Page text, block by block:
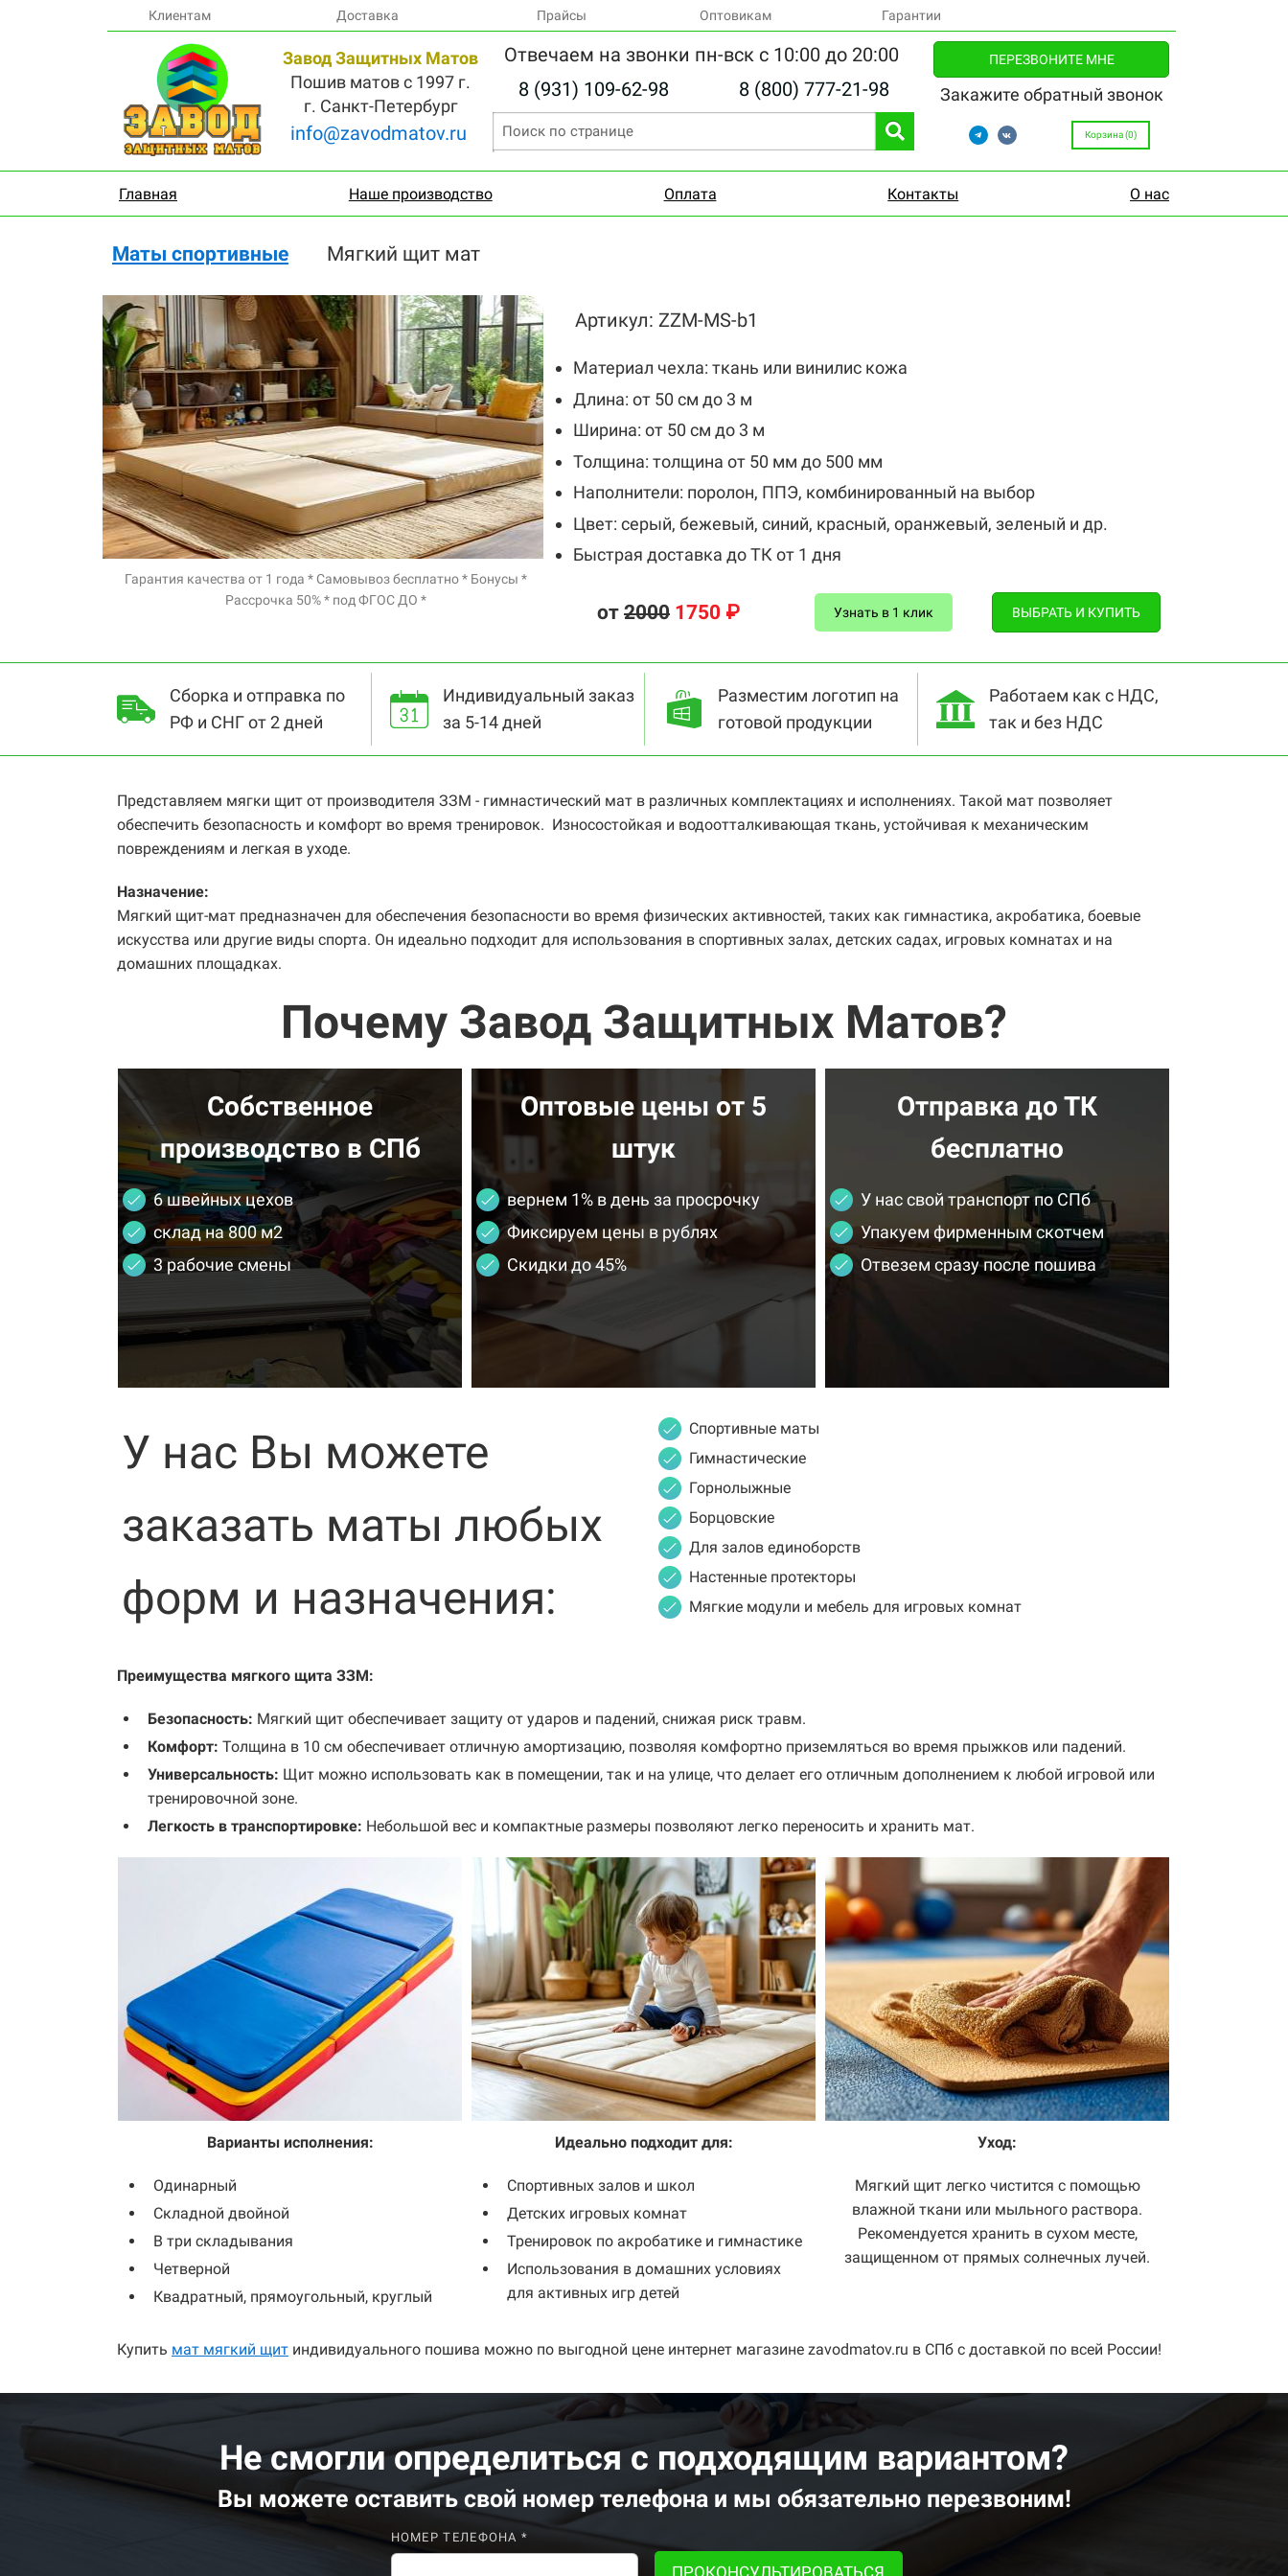
Клиентам Доставка Прайсы Оптовикам Гарантии
Завод Защитных Матов
Пошив матов с 1997 г.
г. Санкт-Петербург
info@zavodmatov.ru
Отвечаем на звонки пн-вск с 10:00 до 20:00
8 (931) 109-62-98
8 (800) 777-21-98
ПЕРЕЗВОНИТЕ МНЕ
Закажите обратный звонок
Корзина (0)
Главная Наше производство Оплата Контакты О нас
Маты спортивные Мягкий щит мат
Гарантия качества от 1 года * Самовывоз бесплатно * Бонусы *
Рассрочка 50% * под ФГОС ДО *
Артикул: ZZM-MS-b1
Материал чехла: ткань или винилис кожа
Длина: от 50 см до 3 м
Ширина: от 50 см до 3 м
Толщина: толщина от 50 мм до 500 мм
Наполнители: поролон, ППЭ, комбинированный на выбор
Цвет: серый, бежевый, синий, красный, оранжевый, зеленый и др.
Быстрая доставка до ТК от 1 дня
от 2000 1750 ₽ Узнать в 1 клик ВЫБРАТЬ И КУПИТЬ
Сборка и отправка по
РФ и СНГ от 2 дней
Индивидуальный заказ
за 5-14 дней
Разместим логотип на
готовой продукции
Работаем как с НДС,
так и без НДС
Представляем мягки щит от производителя ЗЗМ - гимнастический мат в различных комплектациях и исполнениях. Такой мат позволяет
обеспечить безопасность и комфорт во время тренировок. Износостойкая и водоотталкивающая ткань, устойчивая к механическим
повреждениям и легкая в уходе.
Назначение:
Мягкий щит-мат предназначен для обеспечения безопасности во время физических активностей, таких как гимнастика, акробатика, боевые
искусства или другие виды спорта. Он идеально подходит для использования в спортивных залах, детских садах, игровых комнатах и на
домашних площадках.
Почему Завод Защитных Матов?
Собственное
производство в СПб
6 швейных цехов
склад на 800 м2
3 рабочие смены
Оптовые цены от 5
штук
вернем 1% в день за просрочку
Фиксируем цены в рублях
Скидки до 45%
Отправка до ТК
бесплатно
У нас свой транспорт по СПб
Упакуем фирменным скотчем
Отвезем сразу после пошива
У нас Вы можете
заказать маты любых
форм и назначения:
Спортивные маты
Гимнастические
Горнолыжные
Борцовские
Для залов единоборств
Настенные протекторы
Мягкие модули и мебель для игровых комнат
Преимущества мягкого щита ЗЗМ:
Безопасность: Мягкий щит обеспечивает защиту от ударов и падений, снижая риск травм.
Комфорт: Толщина в 10 см обеспечивает отличную амортизацию, позволяя комфортно приземляться во время прыжков или падений.
Универсальность: Щит можно использовать как в помещении, так и на улице, что делает его отличным дополнением к любой игровой или
тренировочной зоне.
Легкость в транспортировке: Небольшой вес и компактные размеры позволяют легко переносить и хранить мат.
Варианты исполнения:
Одинарный
Складной двойной
В три складывания
Четверной
Квадратный, прямоугольный, круглый
Идеально подходит для:
Спортивных залов и школ
Детских игровых комнат
Тренировок по акробатике и гимнастике
Использования в домашних условиях
для активных игр детей
Уход:
Мягкий щит легко чистится с помощью
влажной ткани или мыльного раствора.
Рекомендуется хранить в сухом месте,
защищенном от прямых солнечных лучей.
Купить мат мягкий щит индивидуального пошива можно по выгодной цене интернет магазине zavodmatov.ru в СПб с доставкой по всей России!
Не смогли определиться с подходящим вариантом?
Вы можете оставитьсвой номер телефонаи мы обязательно перезвоним!
НОМЕР ТЕЛЕФОНА *
ПРОКОНСУЛЬТИРОВАТЬСЯ